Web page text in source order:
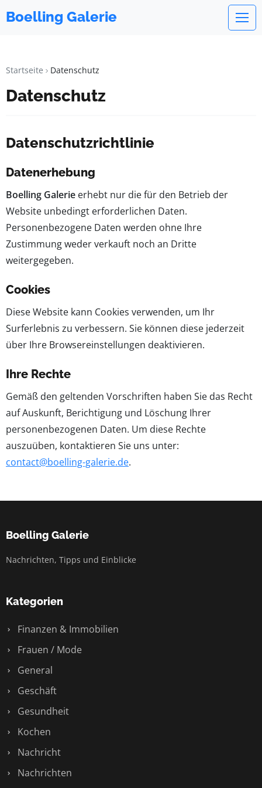
Boelling Galerie
Startseite Datenschutz
Datenschutz
Datenschutzrichtlinie
Datenerhebung
Boelling Galerie erhebt nur die für den Betrieb der
Website unbedingt erforderlichen Daten.
Personenbezogene Daten werden ohne Ihre
Zustimmung weder verkauft noch an Dritte
weitergegeben.
Cookies
Diese Website kann Cookies verwenden, um Ihr
Surferlebnis zu verbessern. Sie können diese jederzeit
über Ihre Browsereinstellungen deaktivieren.
Ihre Rechte
Gemäß den geltenden Vorschriften haben Sie das Recht
auf Auskunft, Berichtigung und Löschung Ihrer
personenbezogenen Daten. Um diese Rechte
auszuüben, kontaktieren Sie uns unter:
contact@boelling-galerie.de.
Boelling Galerie
Nachrichten, Tipps und Einblicke
Kategorien
Finanzen & Immobilien
Frauen / Mode
General
Geschäft
Gesundheit
Kochen
Nachricht
Nachrichten